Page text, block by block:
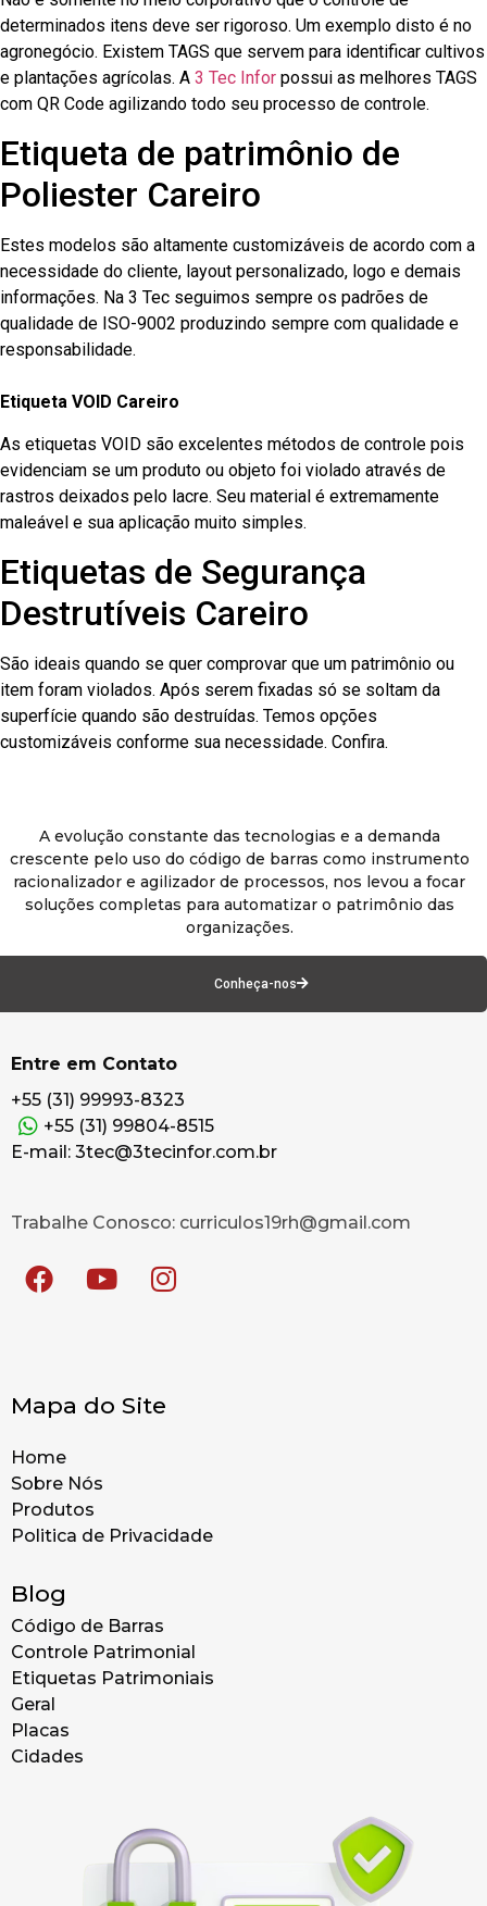
determinados itens deve ser rigoroso. Um exemplo disto é no
agronegócio. Existem TAGS que servem para identificar cultivos
e plantações agrícolas. A 3 Tec Infor possui as melhores TAGS
com QR Code agilizando todo seu processo de controle.
Etiqueta de patrimônio de
Poliester Careiro
Estes modelos são altamente customizáveis de acordo com a
necessidade do cliente, layout personalizado, logo e demais
informações. Na 3 Tec seguimos sempre os padrões de
qualidade de ISO-9002 produzindo sempre com qualidade e
responsabilidade.
Etiqueta VOID Careiro
As etiquetas VOID são excelentes métodos de controle pois
evidenciam se um produto ou objeto foi violado através de
rastros deixados pelo lacre. Seu material é extremamente
maleável e sua aplicação muito simples.
Etiquetas de Segurança
Destrutíveis Careiro
São ideais quando se quer comprovar que um patrimônio ou
item foram violados. Após serem fixadas só se soltam da
superfície quando são destruídas. Temos opções
customizáveis conforme sua necessidade. Confira.
A evolução constante das tecnologias e a demanda
crescente pelo uso do código de barras como instrumento
racionalizador e agilizador de processos, nos levou a focar
soluções completas para automatizar o patrimônio das
organizações.
Conheça-nos
Entre em Contato
+55 (31) 99993-8323
+55 (31) 99804-8515
E-mail: 3tec@3tecinfor.com.br
Trabalhe Conosco: curriculos19rh@gmail.com
Mapa do Site
Home
Sobre Nós
Produtos
Politica de Privacidade
Blog
Código de Barras
Controle Patrimonial
Etiquetas Patrimoniais
Geral
Placas
Cidades